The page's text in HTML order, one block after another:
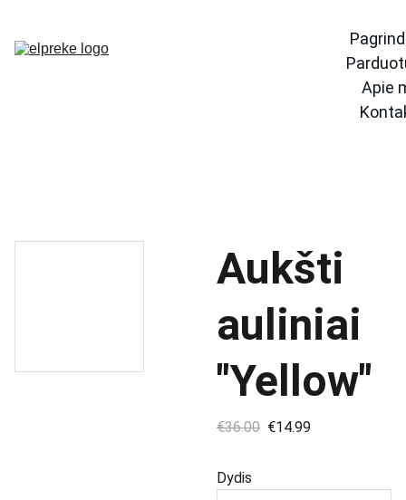
Apie
Aukšti
auliniai
"Yellow"
€36.00 €14.99
Dydis